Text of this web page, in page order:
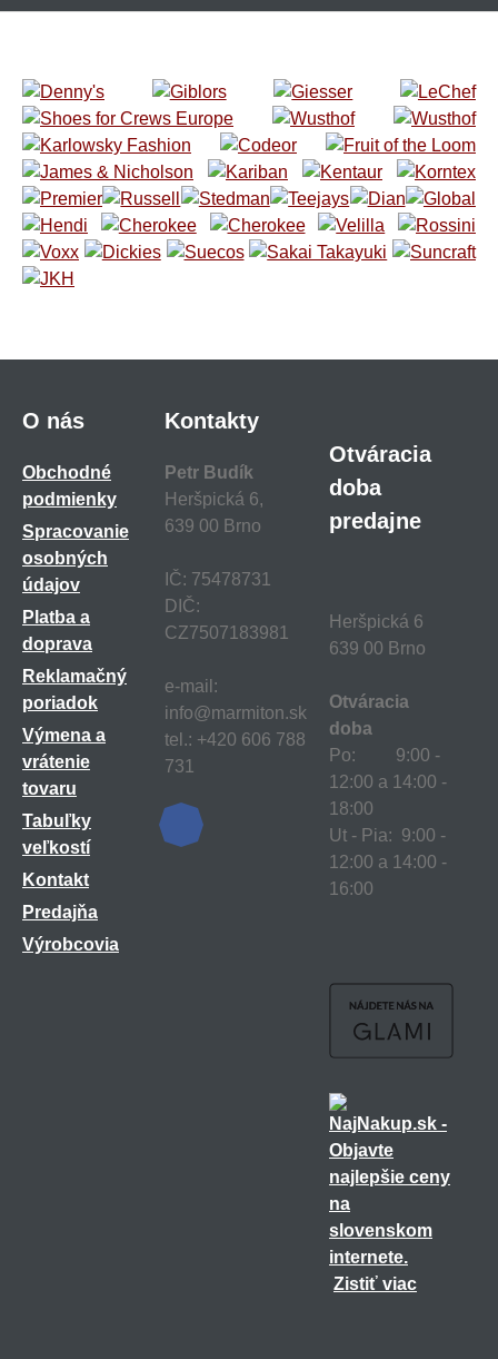
O nás
Obchodné
podmienky
Spracovanie
osobných
údajov
Platba a
doprava
Reklamačný
poriadok
Výmena a
vrátenie
tovaru
Tabuľky
veľkostí
Kontakt
Predajňa
Výrobcovia
Kontakty
Petr Budík
Heršpická 6,
639 00 Brno
IČ: 75478731
DIČ:
CZ7507183981
e-mail:
info@marmiton.sk
tel.: +420 606 788
731
Otváracia
doba
predajne
Heršpická 6
639 00 Brno
Otváracia
doba
Po: 9:00 -
12:00 a 14:00 -
18:00
Ut - Pia: 9:00 -
12:00 a 14:00 -
16:00
Zistiť viac